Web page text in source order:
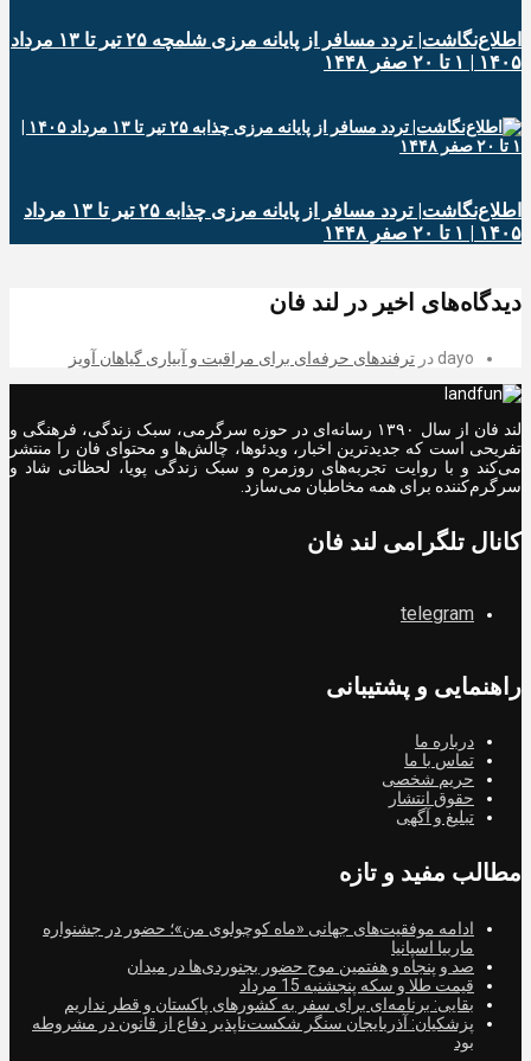
اطلاع‌نگاشت| تردد مسافر از پایانه‌ مرزی شلمچه ۲۵ تیر تا ۱۳ مرداد
۱۴۰۵ | ۱ تا ۲۰ صفر ۱۴۴۸
اطلاع‌نگاشت| تردد مسافر از پایانه‌ مرزی چذابه ۲۵ تیر تا ۱۳ مرداد
۱۴۰۵ | ۱ تا ۲۰ صفر ۱۴۴۸
دیدگاه‌های اخیر در لند فان
dayo در ترفندهای حرفه‌ای برای مراقبت و آبیاری گیاهان آویز
لند فان از سال ۱۳۹۰ رسانه‌ای در حوزه سرگرمی، سبک زندگی، فرهنگی و
تفریحی است که جدیدترین اخبار، ویدئوها، چالش‌ها و محتوای فان را منتشر
می‌کند و با روایت تجربه‌های روزمره و سبک زندگی پویا، لحظاتی شاد و
سرگرم‌کننده برای همه مخاطبان می‌سازد.
کانال تلگرامی لند فان
telegram
راهنمایی و پشتیبانی
درباره ما
تماس با ما
حریم شخصی
حقوق انتشار
تبلیغ و آگهی
مطالب مفید و تازه
ادامه موفقیت‌های جهانی «ماه کوچولوی من»؛ حضور در جشنواره
ماربیا اسپانیا
صد و پنجاه و هفتمین موج حضور بجنوردی‌ها در میدان
قیمت طلا و سکه پنجشنبه 15 مرداد
بقایی: برنامه‌ای برای سفر به کشورهای پاکستان و قطر نداریم
پزشکیان: آذربایجان سنگر شکست‌ناپذیر دفاع از قانون در مشروطه
بود